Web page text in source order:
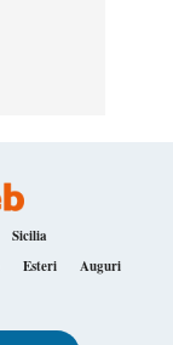
Sicilia
Esteri Auguri